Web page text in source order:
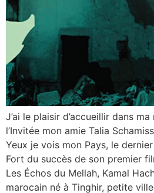
J’ai le plaisir d’accueillir dans
l’Invitée mon amie Talia
Yeux je vois mon Pays, le
Fort du succès de son premier
Les Échos du Mellah, Kamal
marocain né à Tinghir, petite